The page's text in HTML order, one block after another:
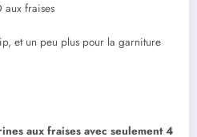
aux fraises
et un peu plus pour la garniture
aux fraises avec seulement 4